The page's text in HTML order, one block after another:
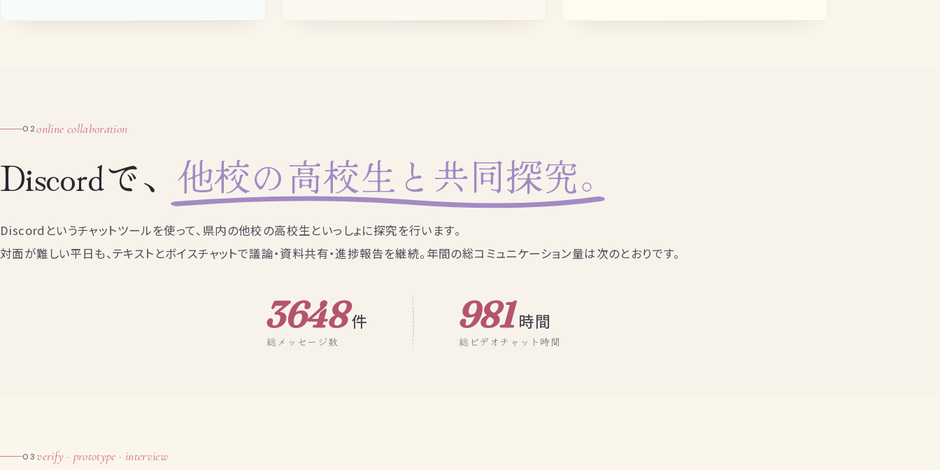
02online collaboration
Discordで、 他校の高校生と共同探究。
Discordというチャットツールを使って、県内の他校の高校生といっしょに探究を行います。
対面が難しい平日も、テキストとボイスチャットで議論・資料共有・進捗報告を継続。年間の総コミュニケーション量は次のとおりです。
3648件
総メッセージ数
981 時間
総ビデオチャット時間
03verify · prototype · interview